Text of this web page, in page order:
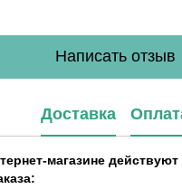
Написать отзыв
Доставка
магазине